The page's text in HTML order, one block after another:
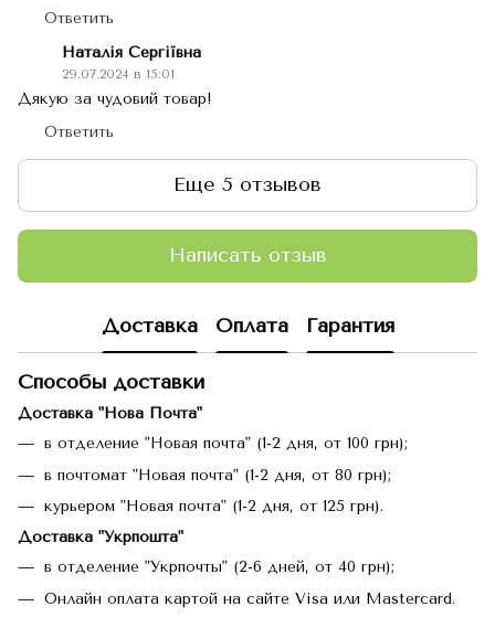
Ответить
Наталія Сергіївна
29.07.2024 в 15:01
Дякую за чудовий товар!
Ответить
Еще 5 отзывов
Написать отзыв
Доставка Оплата Гарантия
Способы доставки
Доставка "Нова Почта"
в отделение "Новая почта" (1-2 дня, от 100 грн);
в почтомат "Новая почта" (1-2 дня, от 80 грн);
курьером "Новая почта" (1-2 дня, от 125 грн).
Доставка "Укрпошта"
в отделение "Укрпочты" (2-6 дней, от 40 грн);
Онлайн оплата картой на сайте Visa или Mastercard.